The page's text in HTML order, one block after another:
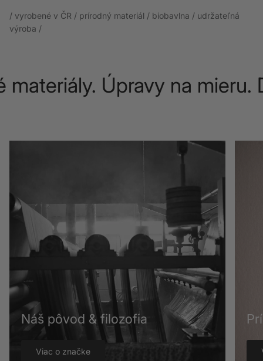
/ vyrobené v ČR / prírodný materiál / biobavlna / udržateľná
výroba /
Úpravy na mieru.
Náš pôvod & filozofia
Viac o značke